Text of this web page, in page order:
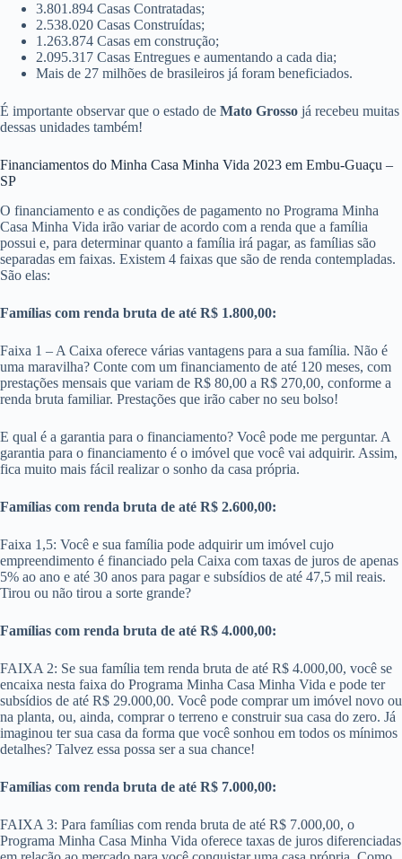
3.801.894 Casas Contratadas;
2.538.020 Casas Construídas;
1.263.874 Casas em construção;
2.095.317 Casas Entregues e aumentando a cada dia;
Mais de 27 milhões de brasileiros já foram beneficiados.
É importante observar que o estado de Mato Grosso já recebeu muitas
dessas unidades também!
Financiamentos do Minha Casa Minha Vida 2023 em Embu-Guaçu –
SP
O financiamento e as condições de pagamento no Programa Minha
Casa Minha Vida irão variar de acordo com a renda que a família
possui e, para determinar quanto a família irá pagar, as famílias são
separadas em faixas. Existem 4 faixas que são de renda contempladas.
São elas:
Famílias com renda bruta de até R$ 1.800,00:
Faixa 1 – A Caixa oferece várias vantagens para a sua família. Não é
uma maravilha? Conte com um financiamento de até 120 meses, com
prestações mensais que variam de R$ 80,00 a R$ 270,00, conforme a
renda bruta familiar. Prestações que irão caber no seu bolso!
E qual é a garantia para o financiamento? Você pode me perguntar. A
garantia para o financiamento é o imóvel que você vai adquirir. Assim,
fica muito mais fácil realizar o sonho da casa própria.
Famílias com renda bruta de até R$ 2.600,00:
Faixa 1,5: Você e sua família pode adquirir um imóvel cujo
empreendimento é financiado pela Caixa com taxas de juros de apenas
5% ao ano e até 30 anos para pagar e subsídios de até 47,5 mil reais.
Tirou ou não tirou a sorte grande?
Famílias com renda bruta de até R$ 4.000,00:
FAIXA 2: Se sua família tem renda bruta de até R$ 4.000,00, você se
encaixa nesta faixa do Programa Minha Casa Minha Vida e pode ter
subsídios de até R$ 29.000,00. Você pode comprar um imóvel novo ou
na planta, ou, ainda, comprar o terreno e construir sua casa do zero. Já
imaginou ter sua casa da forma que você sonhou em todos os mínimos
detalhes? Talvez essa possa ser a sua chance!
Famílias com renda bruta de até R$ 7.000,00:
FAIXA 3: Para famílias com renda bruta de até R$ 7.000,00​, o
Programa Minha Casa Minha Vida oferece taxas de juros diferenciadas